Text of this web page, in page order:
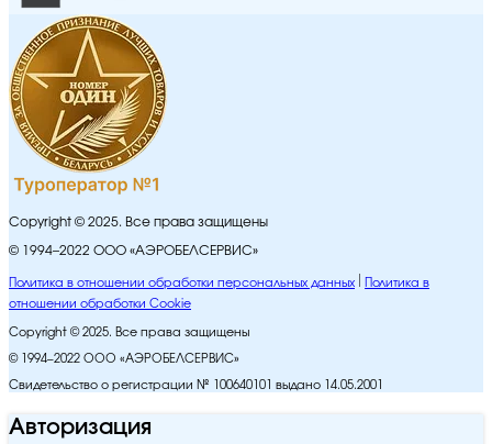
Copyright © 2025. Все права защищены
© 1994–2022 ООО «АЭРОБЕЛСЕРВИС»
Политика в отношении обработки персональных данных
Политика в
отношении обработки Cookie
Copyright © 2025. Все права защищены
© 1994–2022 ООО «АЭРОБЕЛСЕРВИС»
Свидетельство о регистрации № 100640101 выдано 14.05.2001
Авторизация